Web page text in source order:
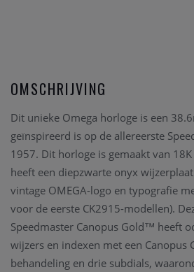
OMSCHRIJVING
Dit unieke Omega horloge is een
geïnspireerd is op de allereerste
1957. Dit horloge is gemaakt van
heeft een diepzwarte onyx
vintage OMEGA-logo en typografie
voor de eerste CK2915-modellen).
Speedmaster Canopus Gold™ heeft
wijzers en indexen met een Canopus
behandeling en drie subdials,